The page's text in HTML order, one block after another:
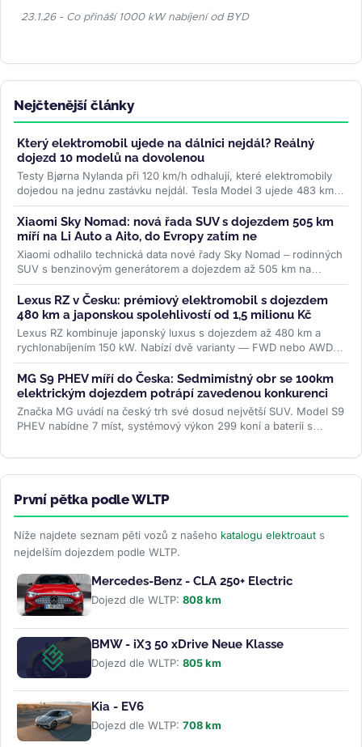
23.1.26 - Co přináší 1000 kW nabíjení od BYD
Nejčtenější články
Který elektromobil ujede na dálnici nejdál? Reálný
dojezd 10 modelů na dovolenou
Testy Bjørna Nylanda při 120 km/h odhalují, které elektromobily
dojedou na jednu zastávku nejdál. Tesla Model 3 ujede 483 km,
některá SUV o...>>
Xiaomi Sky Nomad: nová řada SUV s dojezdem 505 km
míří na Li Auto a Aito, do Evropy zatím ne
Xiaomi odhalilo technická data nové řady Sky Nomad – rodinných
SUV s benzinovým generátorem a dojezdem až 505 km na
baterii. Do Evropy ale...>>
Lexus RZ v Česku: prémiový elektromobil s dojezdem
480 km a japonskou spolehlivostí od 1,5 milionu Kč
Lexus RZ kombinuje japonský luxus s dojezdem až 480 km a
rychlonabíjením 150 kW. Nabízí dvě varianty — FWD nebo AWD
— od 1,5 milionu Kč....>>
MG S9 PHEV míří do Česka: Sedmimístný obr se 100km
elektrickým dojezdem potrápí zavedenou konkurenci
Značka MG uvádí na český trh své dosud největší SUV. Model S9
PHEV nabídne 7 míst, systémový výkon 299 koní a baterii s
První pětka podle WLTP
Níže najdete seznam pěti vozů z našeho katalogu elektroaut s
nejdelším dojezdem podle WLTP.
Mercedes-Benz - CLA 250+ Electric
Dojezd dle WLTP: 808 km
BMW - iX3 50 xDrive Neue Klasse
Dojezd dle WLTP: 805 km
Kia - EV6
Dojezd dle WLTP: 708 km